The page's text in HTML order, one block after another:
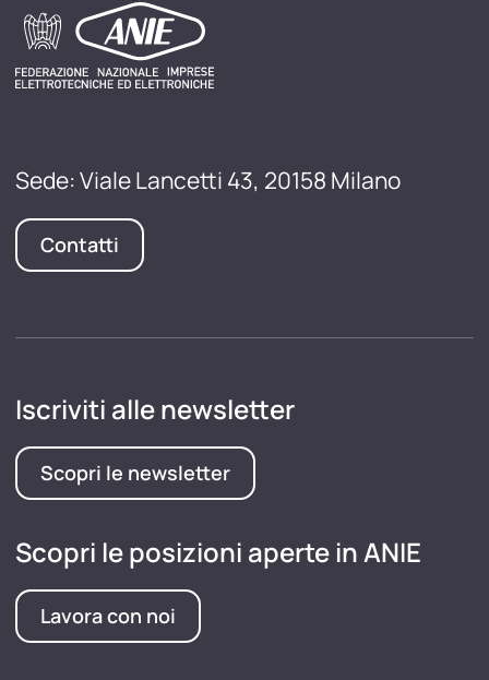
Sede: Viale Lancetti 43, 20158 Milano
Contatti
Iscriviti alle newsletter
Scopri le newsletter
Scopri le posizioni aperte in ANIE
Lavora con noi